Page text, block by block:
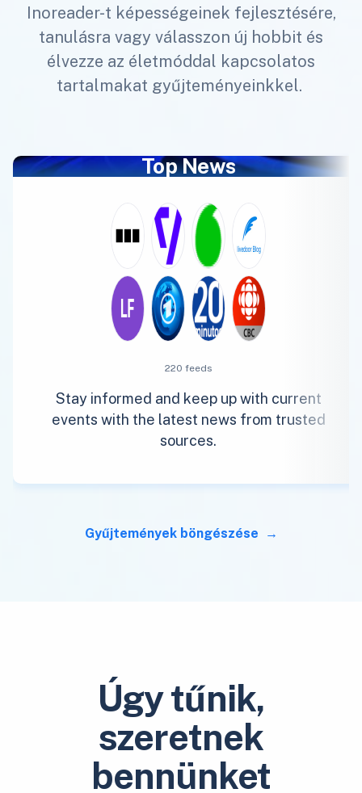
Inoreader-t képességeinek fejlesztésére,
tanulásra vagy válasszon új hobbit és
élvezze az életmóddal kapcsolatos
tartalmakat gyűjteményeinkkel.
Top News
220 feeds
Stay informed and keep up with current
events with the latest news from trusted
sources.
Gyűjtemények böngészése
Úgy tűnik,
szeretnek
bennünket